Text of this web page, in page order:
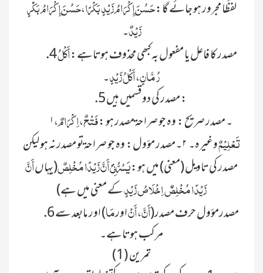
لفظًا مجرور ہو جائے گا:حَسُنَ إِکْرَامُ زَیْدٍ بَکْرًا، حَسُنَ إِکْرَامُ بَکْْرٍ
زَیْدٌ۔
.4 مصدر کا فاعل یا مفعول بہ کبھی محذوف ہوتاہے:أَکْلُ
رُمَّانٍ، أَکْلُ زَیْدٍ۔
.5 مصدر کی دو قسمیں ہیں :
۱۔ مصدر صریح : وہ جو صراحۃ مصدر ہو :فَتْحٌ، اِکْرَامٌ،
تَعْلِیْمٌ
وغیرہ۔ ۲۔مصدر مؤول: وہ جو صراحۃ تو مصدر نہ ہو لیکن
مصدر کی تاویل (معنی) میں ہو:یَسُرُّنِيْ أَنَّ زَیْدًامُخْلِصٌ(یہاںأَنَّ
زَیْدًا مُخْلِصٌٗ اِخْلَاصُ زَیْدٍکے معنی میں ہے)
.6 مصدرمؤول حرف مصدر(أَنَّ، أَنْاورمَا) اور مابعد سے
مرکب ہوتاہے۔
تمرین (1)